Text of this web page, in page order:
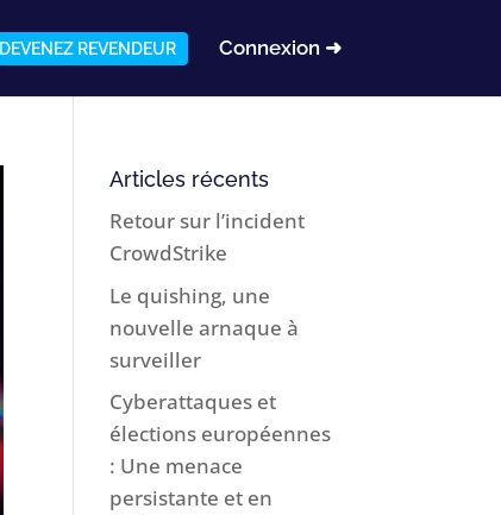
DEVENEZ REVENDEUR Connexion ➜
Articles récents
Retour sur l’incident
CrowdStrike
Le quishing, une
nouvelle arnaque à
surveiller
Cyberattaques et
élections européennes
: Une menace
persistante et en